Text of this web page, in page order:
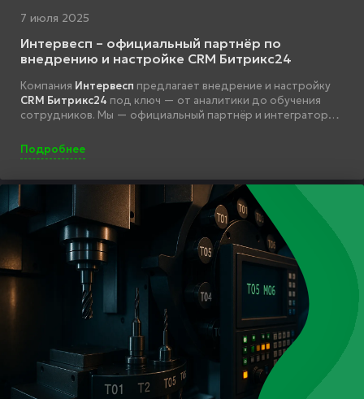
7 июля 2025
Интервесп – официальный партнёр по
внедрению и настройке CRM Битрикс24
Компания Интервесп предлагает внедрение и настройку
CRM Битрикс24 под ключ — от аналитики до обучения
сотрудников. Мы — официальный партнёр и интегратор
Подробнее